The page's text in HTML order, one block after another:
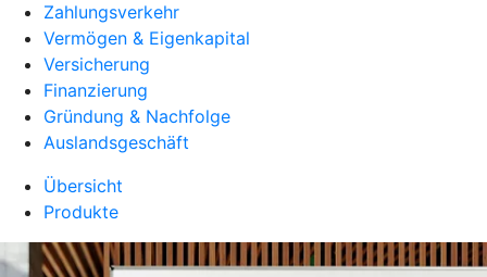
Zahlungsverkehr
Vermögen & Eigenkapital
Versicherung
Finanzierung
Gründung & Nachfolge
Auslandsgeschäft
Übersicht
Produkte